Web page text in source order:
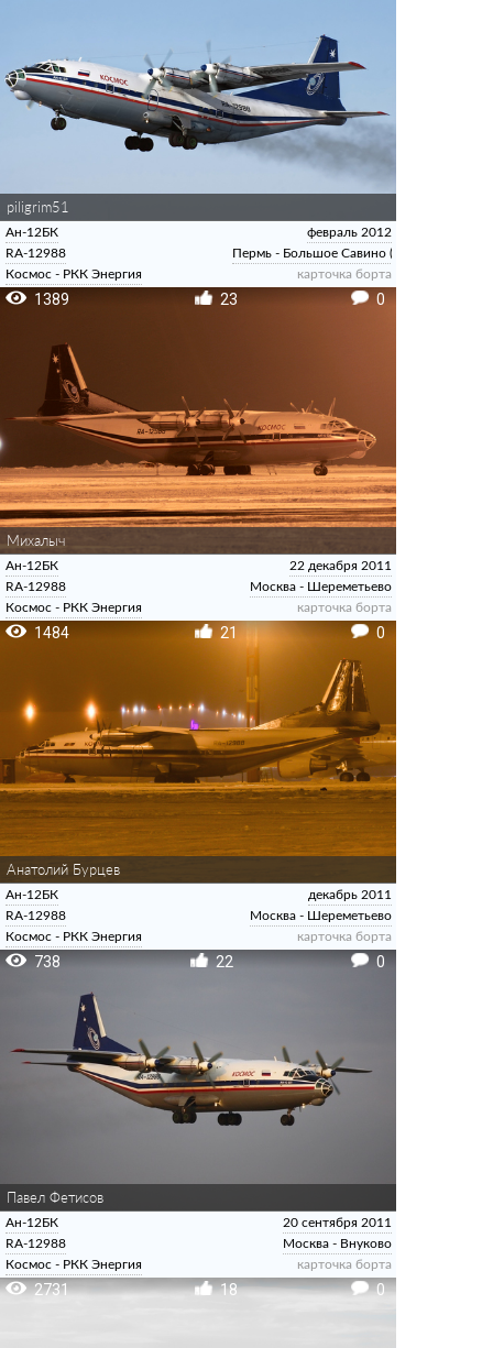
piligrim51
Ан-12БК
RA-12988
Космос - РКК Энергия
февраль 2012
Пермь - Большое Савино (Сокол)
карточка борта
1389 23 0
Михалыч
Ан-12БК
RA-12988
Космос - РКК Энергия
22 декабря 2011
Москва - Шереметьево
карточка борта
1484 21 0
Анатолий Бурцев
Ан-12БК
RA-12988
Космос - РКК Энергия
декабрь 2011
Москва - Шереметьево
карточка борта
738 22 0
Павел Фетисов
Ан-12БК
RA-12988
Космос - РКК Энергия
20 сентября 2011
Москва - Внуково
карточка борта
2731 18 0